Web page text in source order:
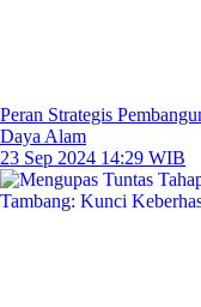
Peran Strategis
Daya Alam
23 Sep 2024 14:29 WIB